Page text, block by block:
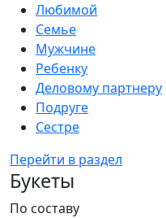
Любимой
Семье
Мужчине
Ребенку
Деловому партнеру
Подруге
Сестре
Перейти в раздел
Букеты
По составу